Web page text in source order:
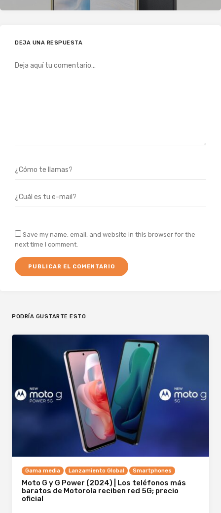
DEJA UNA RESPUESTA
Save my name, email, and website in this browser for the
next time I comment.
PODRÍA GUSTARTE ESTO
Gama media Lanzamiento Global Smartphones
Moto G y G Power (2024) | Los teléfonos más
baratos de Motorola reciben red 5G; precio
oficial